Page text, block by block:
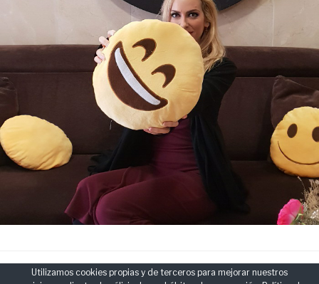
CATEGORÍAS
NOTICIAS
Utilizamos cookies propias y de terceros para mejorar nuestros